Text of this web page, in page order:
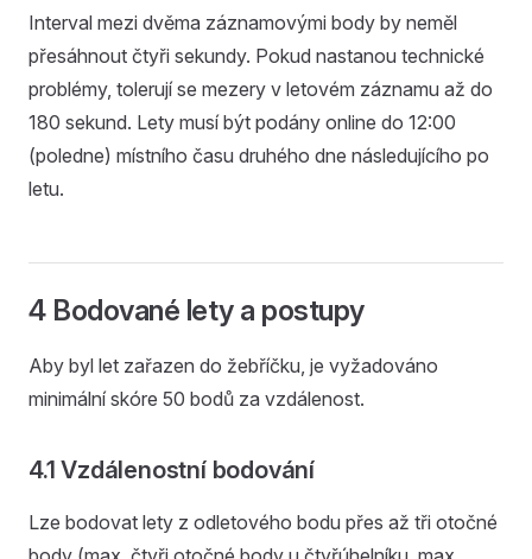
Interval mezi dvěma záznamovými body by neměl
přesáhnout čtyři sekundy. Pokud nastanou technické
problémy, tolerují se mezery v letovém záznamu až do
180 sekund. Lety musí být podány online do 12:00
(poledne) místního času druhého dne následujícího po
letu.
4 Bodované lety a postupy
Aby byl let zařazen do žebříčku, je vyžadováno
minimální skóre 50 bodů za vzdálenost.
4.1 Vzdálenostní bodování
Lze bodovat lety z odletového bodu přes až tři otočné